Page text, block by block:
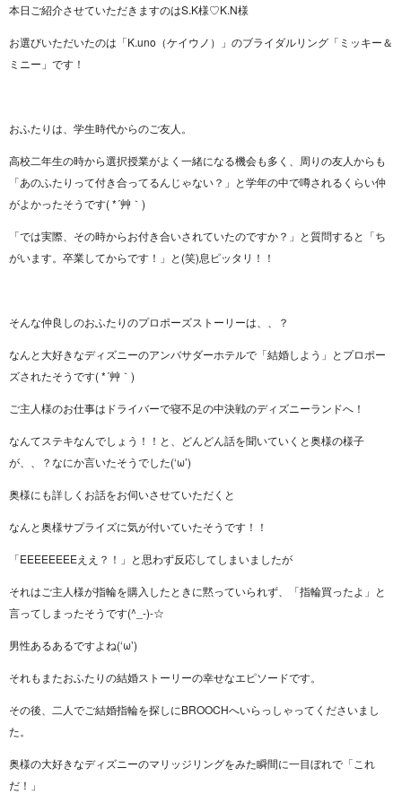
本日ご紹介させていただきますのはS.K様♡K.N様
お選びいただいたのは「K.uno（ケイウノ）」のブライダルリング「ミッキー＆
ミニー」です！
おふたりは、学生時代からのご友人。
高校二年生の時から選択授業がよく一緒になる機会も多く、周りの友人からも
「あのふたりって付き合ってるんじゃない？」と学年の中で噂されるくらい仲
がよかったそうです( *´艸｀)
「では実際、その時からお付き合いされていたのですか？」と質問すると「ち
がいます。卒業してからです！」と(笑)息ピッタリ！！
そんな仲良しのおふたりのプロポーズストーリーは、、？
なんと大好きなディズニーのアンバサダーホテルで「結婚しよう」とプロポー
ズされたそうです( *´艸｀)
ご主人様のお仕事はドライバーで寝不足の中決戦のディズニーランドへ！
なんてステキなんでしょう！！と、どんどん話を聞いていくと奥様の様子
が、、？なにか言いたそうでした(‘ω’)
奥様にも詳しくお話をお伺いさせていただくと
なんと奥様サプライズに気が付いていたそうです！！
「EEEEEEEEええ？！」と思わず反応してしまいましたが
それはご主人様が指輪を購入したときに黙っていられず、「指輪買ったよ」と
言ってしまったそうです(^_-)-☆
男性あるあるですよね(‘ω’)
それもまたおふたりの結婚ストーリーの幸せなエピソードです。
その後、二人でご結婚指輪を探しにBROOCHへいらっしゃってくださいまし
た。
奥様の大好きなディズニーのマリッジリングをみた瞬間に一目ぼれで「これ
だ！」